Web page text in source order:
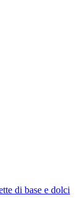
di base e dolci